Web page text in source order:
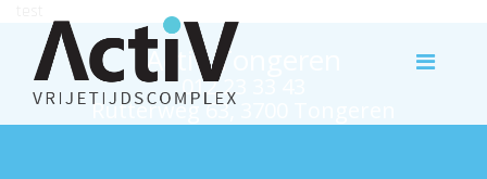
Activ Tongeren
012 23 33 43
Rutterweg 63, 3700 Tongeren